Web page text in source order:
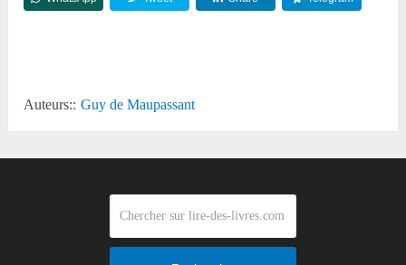
Auteurs:: Guy de Maupassant